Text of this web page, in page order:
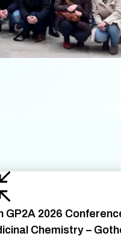
GP2A 2026
Chemistry –